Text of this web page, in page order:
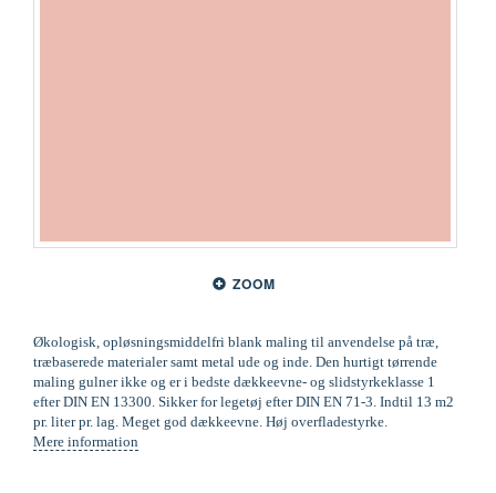
ZOOM
Økologisk, opløsningsmiddelfri blank maling til anvendelse på træ,
træbaserede materialer samt metal ude og inde. Den hurtigt tørrende
maling gulner ikke og er i bedste dækkeevne- og slidstyrkeklasse 1
efter DIN EN 13300. Sikker for legetøj efter DIN EN 71-3. Indtil 13 m2
pr. liter pr. lag. Meget god dækkeevne. Høj overfladestyrke.
Mere information